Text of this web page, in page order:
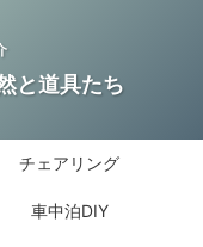
と道具たち
チェアリング
車中泊DIY